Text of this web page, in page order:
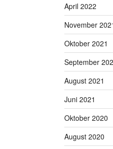
April 2022
November
Oktober 2021
September
August 2021
Juni 2021
Oktober 2020
August 2020